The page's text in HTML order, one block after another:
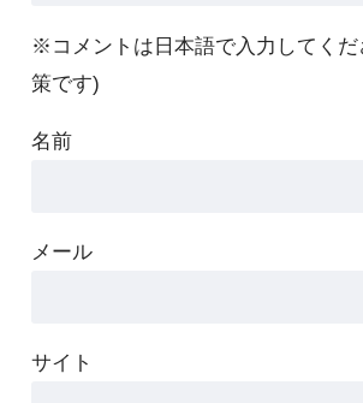
※コメントは日本語で入力してく
策です)
名前
メール
サイト